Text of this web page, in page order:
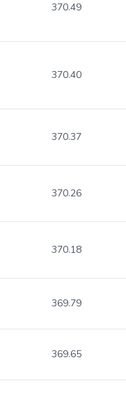
370.49
370.40
370.37
370.26
370.18
369.79
369.65